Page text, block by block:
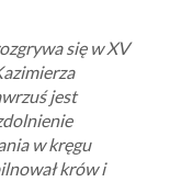
się w XV
jest
w kręgu
krów i